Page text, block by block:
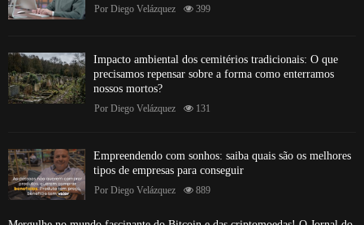
Por Diego Velázquez 399
Impacto ambiental dos cemitérios tradicionais: O que
precisamos repensar sobre a forma como enterramos
nossos mortos?
Por Diego Velázquez 131
Empreendendo com sonhos: saiba quais são os melhores
tipos de empresas para conseguir
Por Diego Velázquez 889